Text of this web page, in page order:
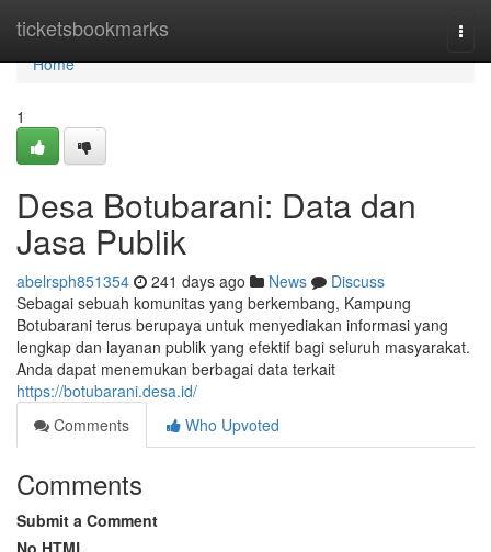
ticketsbookmarks
Home
Home
1
Desa Botubarani: Data dan
Jasa Publik
abelrsph851354 241 days ago News
Discuss
Sebagai sebuah komunitas yang berkembang, Kampung
Botubarani terus berupaya untuk menyediakan informasi yang
lengkap dan layanan publik yang efektif bagi seluruh masyarakat.
Anda dapat menemukan berbagai data terkait
https://botubarani.desa.id/
Comments
Who Upvoted
Comments
Submit a Comment
No HTML